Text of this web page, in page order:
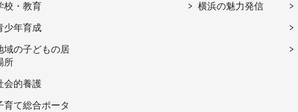
校・教育
少年育成
域の子どもの居
所
会的養護
育て総合ポータ
横浜の魅力発信